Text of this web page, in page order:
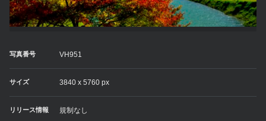
写真番号 VH951
サイズ 3840 x 5760 px
リリース情報 規制なし